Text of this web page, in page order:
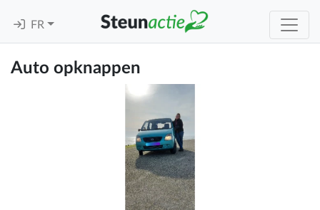
FR
Auto opknappen